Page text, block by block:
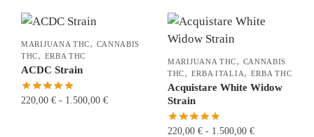
MARIJUANA THC, CANNABIS
THC, ERBA THC
ACDC Strain
220,00 € - 1.500,00 €
MARIJUANA THC, CANNABIS
THC, ERBA ITALIA, ERBA THC
Acquistare White Widow
Strain
220,00 € - 1.500,00 €